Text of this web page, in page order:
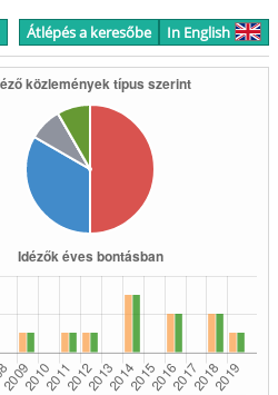
Átlépés a keresőbe In English